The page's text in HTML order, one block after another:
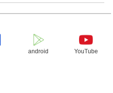
android YouTube